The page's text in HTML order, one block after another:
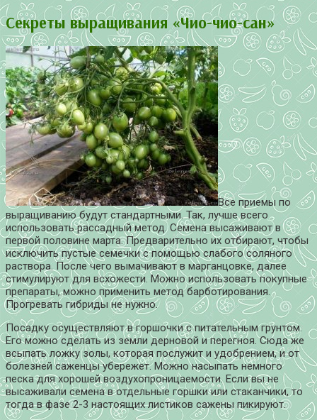
Секреты выращивания «Чио-чио-сан»
Все приемы по
выращиванию будут стандартными. Так, лучше всего
использовать рассадный метод. Семена высаживают в
первой половине марта. Предварительно их отбирают, чтобы
исключить пустые семечки с помощью слабого соляного
раствора. После чего вымачивают в марганцовке, далее
стимулируют для всхожести. Можно использовать покупные
препараты, можно применить метод барботирования.
Прогревать гибриды не нужно.
Посадку осуществляют в горшочки с питательным грунтом.
Его можно сделать из земли дерновой и перегноя. Сюда же
всыпать ложку золы, которая послужит и удобрением, и от
болезней саженцы убережет. Можно насыпать немного
песка для хорошей воздухопроницаемости. Если вы не
высаживали семена в отдельные горшки или стаканчики, то
тогда в фазе 2-3 настоящих листиков сажены пикируют.